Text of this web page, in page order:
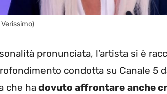
pronunciata, l’artista si è
condotta su Canale 5
che hadovuto affrontare anche